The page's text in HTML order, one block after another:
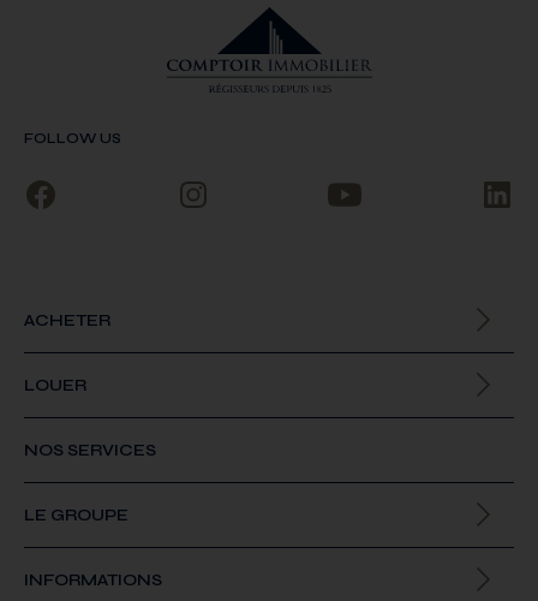
FOLLOW US
ACHETER
LOUER
NOS SERVICES
LE GROUPE
INFORMATIONS